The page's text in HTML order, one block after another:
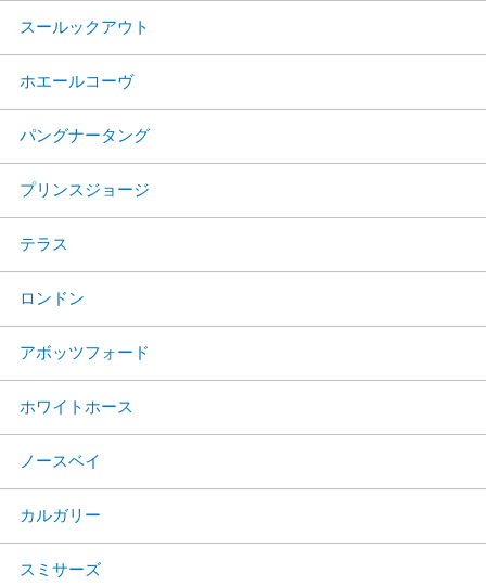
スールックアウト
ホエールコーヴ
パングナータング
プリンスジョージ
テラス
ロンドン
アボッツフォード
ホワイトホース
ノースベイ
カルガリー
スミサーズ